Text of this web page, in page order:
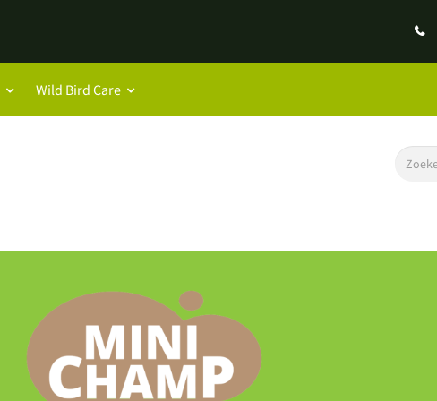
Wild Bird Care